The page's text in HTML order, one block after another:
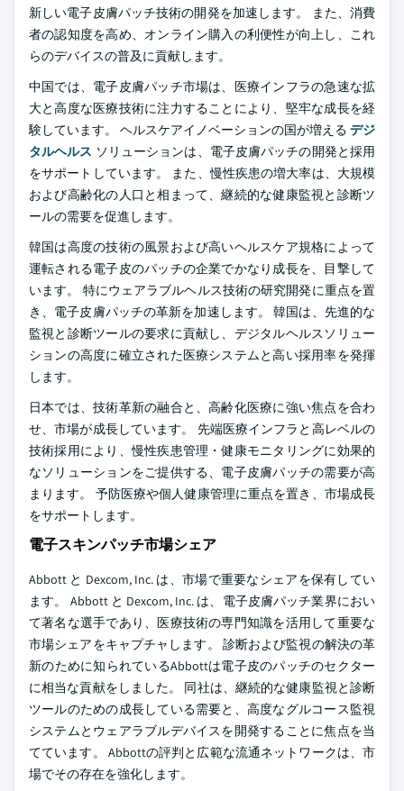
新しい電子皮膚パッチ技術の開発を加速します。 また、消費
者の認知度を高め、オンライン購入の利便性が向上し、これ
らのデバイスの普及に貢献します。
中国では、電子皮膚パッチ市場は、医療インフラの急速な拡
大と高度な医療技術に注力することにより、堅牢な成長を経
験しています。 ヘルスケアイノベーションの国が増える デジ
タルヘルス ソリューションは、電子皮膚パッチの開発と採用
をサポートしています。 また、慢性疾患の増大率は、大規模
および高齢化の人口と相まって、継続的な健康監視と診断ツ
ールの需要を促進します。
韓国は高度の技術の風景および高いヘルスケア規格によって
運転される電子皮のパッチの企業でかなり成長を、目撃して
います。 特にウェアラブルヘルス技術の研究開発に重点を置
き、電子皮膚パッチの革新を加速します。 韓国は、先進的な
監視と診断ツールの要求に貢献し、デジタルヘルスソリュー
ションの高度に確立された医療システムと高い採用率を発揮
します。
日本では、技術革新の融合と、高齢化医療に強い焦点を合わ
せ、市場が成長しています。 先端医療インフラと高レベルの
技術採用により、慢性疾患管理・健康モニタリングに効果的
なソリューションをご提供する、電子皮膚パッチの需要が高
まります。 予防医療や個人健康管理に重点を置き、市場成長
をサポートします。
電子スキンパッチ市場シェア
Abbott と Dexcom, Inc. は、市場で重要なシェアを保有してい
ます。 Abbott と Dexcom, Inc. は、電子皮膚パッチ業界におい
て著名な選手であり、医療技術の専門知識を活用して重要な
市場シェアをキャプチャします。 診断および監視の解決の革
新のために知られているAbbottは電子皮のパッチのセクター
に相当な貢献をしました。 同社は、継続的な健康監視と診断
ツールのための成長している需要と、高度なグルコース監視
システムとウェアラブルデバイスを開発することに焦点を当
てています。 Abbottの評判と広範な流通ネットワークは、市
場でその存在を強化します。